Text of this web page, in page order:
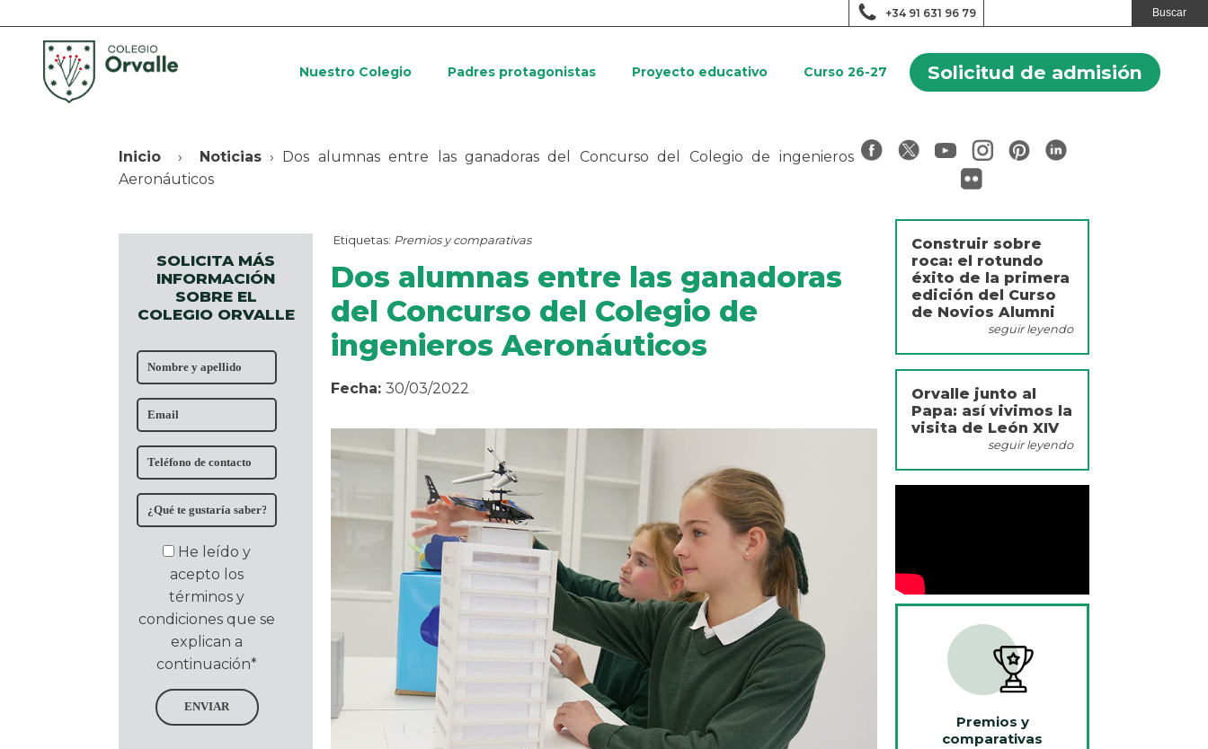
+34 91 631 96 79
Nuestro Colegio Padres protagonistas Proyecto educativo Curso 26-27 Solicitud de admisión
Inicio › Noticias› Dos alumnas entre las ganadoras del Concurso del Colegio de ingenieros
Aeronáuticos
SOLICITA MÁS
INFORMACIÓN
SOBRE EL
COLEGIO ORVALLE
He leído y
acepto los
términos y
condiciones que se
explican a
continuación*
ENVIAR
Etiquetas: Premios y comparativas
Dos alumnas entre las ganadoras
del Concurso del Colegio de
ingenieros Aeronáuticos
Fecha: 30/03/2022
Construir sobre
roca: el rotundo
éxito de la primera
edición del Curso
de Novios Alumni
seguir leyendo
Orvalle junto al
Papa: así vivimos la
visita de León XIV
seguir leyendo
Premios y
comparativas